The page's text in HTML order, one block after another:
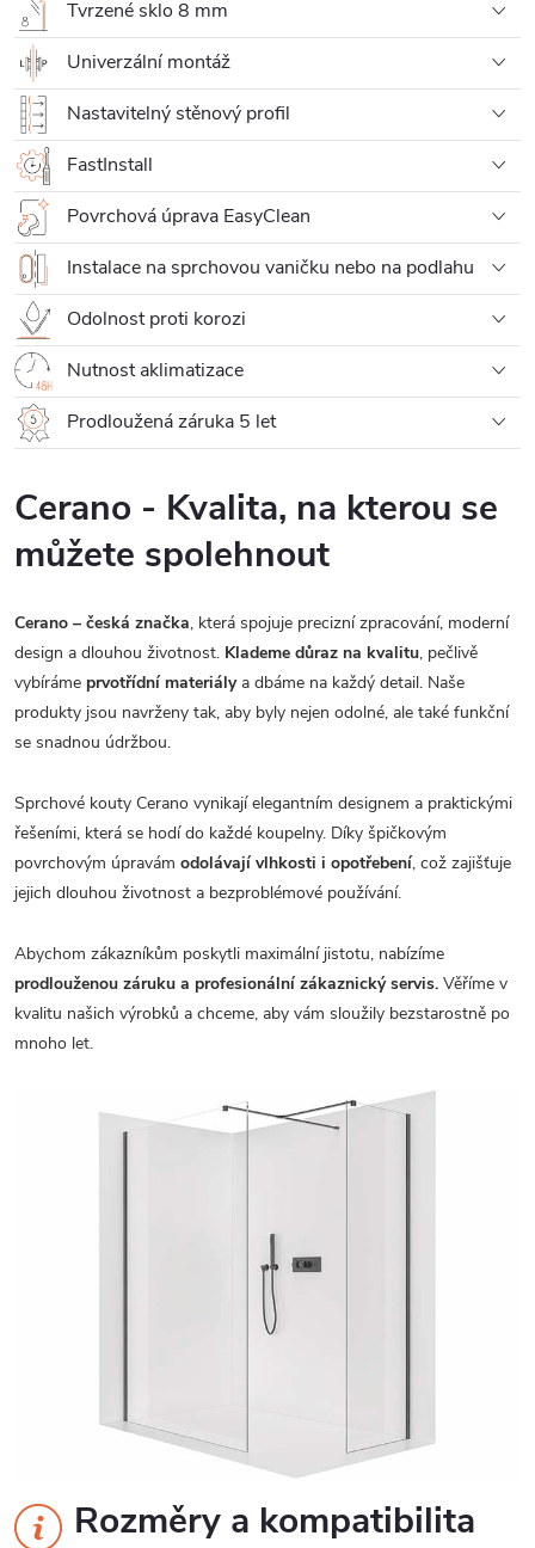
Tvrzené sklo 8 mm
Univerzální montáž
Nastavitelný stěnový profil
FastInstall
Povrchová úprava EasyClean
Instalace na sprchovou vaničku nebo na podlahu
Odolnost proti korozi
Nutnost aklimatizace
Prodloužená záruka 5 let
Cerano - Kvalita, na kterou se
můžete spolehnout
Cerano – česká značka, která spojuje precizní zpracování, moderní
design a dlouhou životnost. Klademe důraz na kvalitu, pečlivě
vybíráme prvotřídní materiálya dbáme na každý detail. Naše
produkty jsou navrženy tak, aby byly nejen odolné, ale také funkční
se snadnou údržbou.
Sprchové kouty Cerano vynikají elegantním designem a praktickými
řešeními, která se hodí do každé koupelny. Díky špičkovým
povrchovým úpravám odolávají vlhkosti i opotřebení, což zajišťuje
jejich dlouhou životnost a bezproblémové používání.
Abychom zákazníkům poskytli maximální jistotu, nabízíme
prodlouženou záruku a profesionální zákaznický servis. Věříme v
kvalitu našich výrobků a chceme, aby vám sloužily bezstarostně po
mnoho let.
Rozměry a kompatibilita